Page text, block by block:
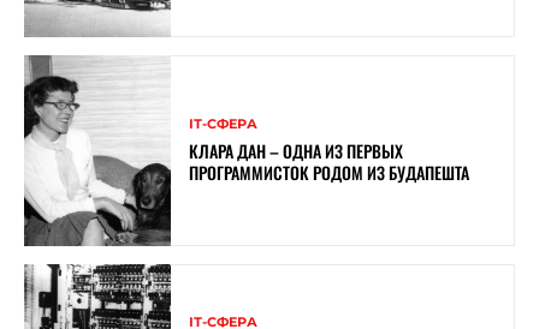
ІТ-СФЕРА
КЛАРА ДАН – ОДНА ИЗ ПЕРВЫХ
ПРОГРАММИСТОК РОДОМ ИЗ БУДАПЕШТА
ІТ-СФЕРА